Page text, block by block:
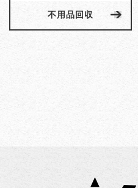
不用品回収